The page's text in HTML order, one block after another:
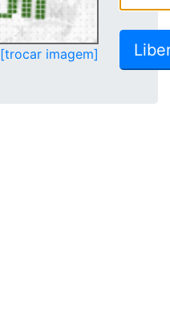
[trocar imagem]